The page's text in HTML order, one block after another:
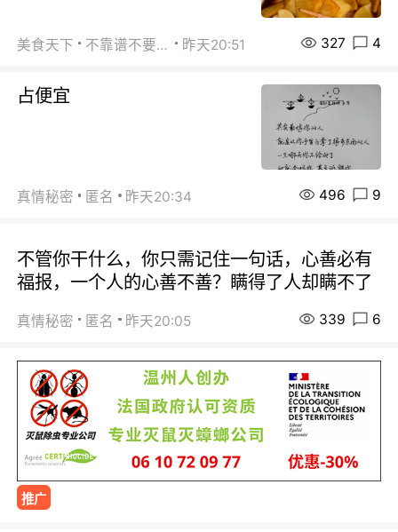
美食天下 不靠谱不要联系 昨天20:51 327 4
占便宜
真情秘密 匿名 昨天20:34 496 9
不管你干什么，你只需记住一句话，心善必有
福报，一个人的心善不善？瞒得了人却瞒不了
真情秘密 匿名 昨天20:05 339 6
推广